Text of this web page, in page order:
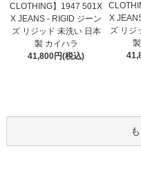
CLOTHING】1947 501X
X JEANS - RIGID ジーン
ズ リジッド 未洗い 日本
製 カイハラ
41,800円(税込)
X
ズ リジ